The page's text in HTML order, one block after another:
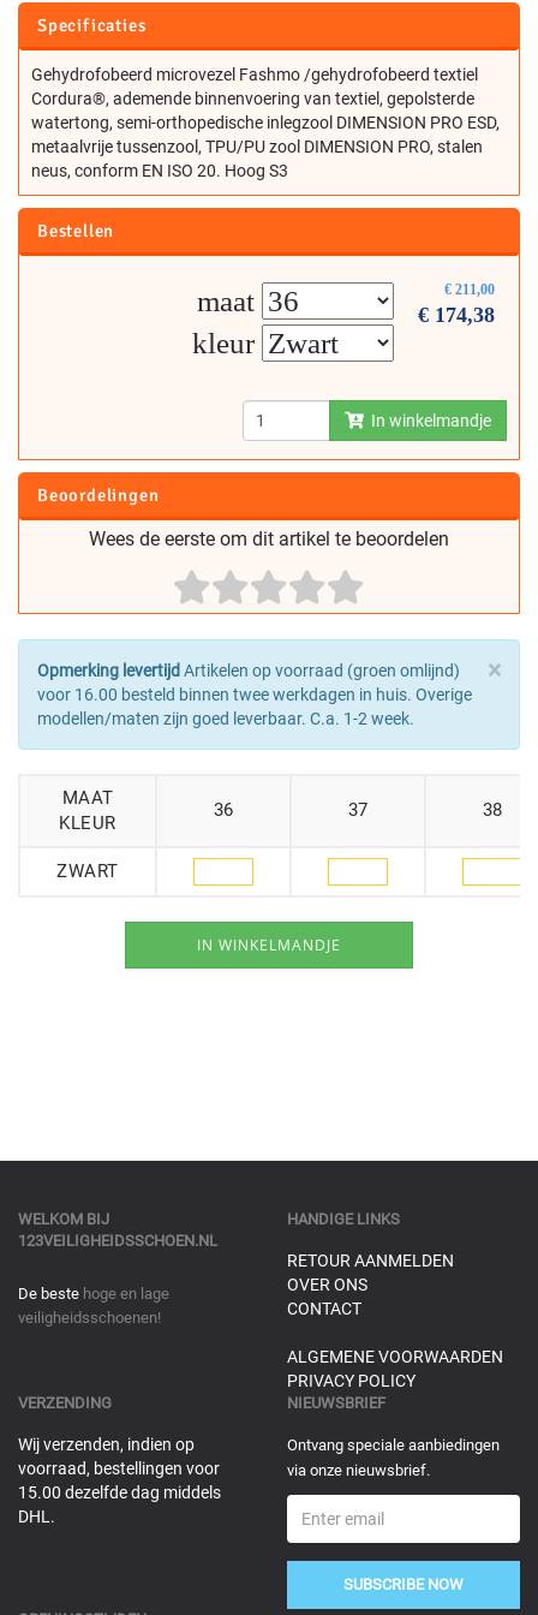
Specificaties
Gehydrofobeerd microvezel Fashmo /gehydrofobeerd textiel
Cordura®, ademende binnenvoering van textiel, gepolsterde
watertong, semi-orthopedische inlegzool DIMENSION PRO ESD,
metaalvrije tussenzool, TPU/PU zool DIMENSION PRO, stalen
neus, conform EN ISO 20. Hoog S3
Bestellen
€ 211,00
€ 174,38
maat
kleur
In winkelmandje
Beoordelingen
Wees de eerste om dit artikel te beoordelen
×
Opmerking levertijd Artikelen op voorraad (groen omlijnd)
voor 16.00 besteld binnen twee werkdagen in huis. Overige
modellen/maten zijn goed leverbaar. C.a. 1-2 week.
MAAT
KLEUR
36 37 38
ZWART
WELKOM BIJ
123VEILIGHEIDSSCHOEN.NL
De beste hoge en lage
veiligheidsschoenen!
HANDIGE LINKS
RETOUR AANMELDEN
OVER ONS
CONTACT
ALGEMENE VOORWAARDEN
PRIVACY POLICY
VERZENDING
Wij verzenden, indien op
voorraad, bestellingen voor
15.00 dezelfde dag middels
DHL.
NIEUWSBRIEF
Ontvang speciale aanbiedingen
via onze nieuwsbrief.
SUBSCRIBE NOW